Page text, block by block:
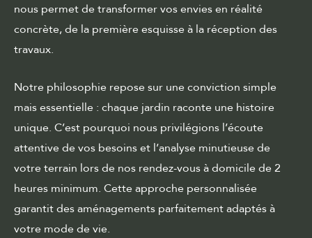
nous permet de transformer vos envies en réalité
concrète, de la première esquisse à la réception des
travaux.
Notre philosophie repose sur une conviction simple
mais essentielle : chaque jardin raconte une histoire
unique. C’est pourquoi nous privilégions l’écoute
attentive de vos besoins et l’analyse minutieuse de
votre terrain lors de nos rendez-vous à domicile de 2
heures minimum. Cette approche personnalisée
garantit des aménagements parfaitement adaptés à
votre mode de vie.